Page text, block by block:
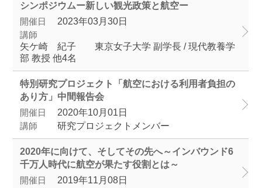
開催日 2023年03月30日
シンポジウムー新しい観光政策と航空ー
講師
矢ケ崎 紀子 東京女子大学 副学長 / 現代教養学
部 教授 他4名
開催日 2020年10月01日
特別研究プロジェクト「航空における利用者負担の
あり方」中間報告会
講師 研究プロジェクトメンバー
開催日 2019年11月08日
2020年に向けて、そしてその先へ～インバウンド6
千万人時代に航空が果たす役割とは～